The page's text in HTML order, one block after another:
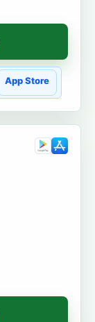
App Store